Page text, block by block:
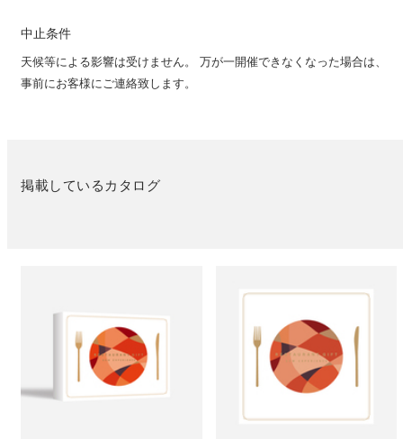
中止条件
天候等による影響は受けません。 万が一開催できなくなった場合は、
事前にお客様にご連絡致します。
掲載しているカタログ